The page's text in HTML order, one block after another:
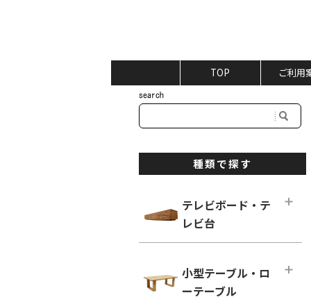
TOP ご利用
種類で探す
テレビボード・テ
レビ台
ロータイプ テレビボード
小型テーブル・ロ
ーテーブル